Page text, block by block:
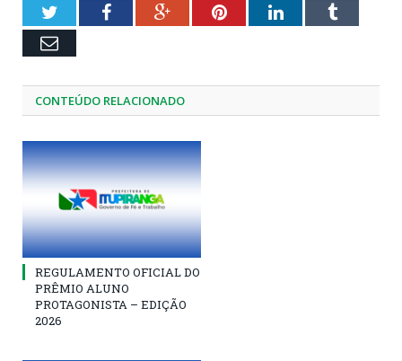
TwitterFacebookGoogle+PinterestLinkedInTumblr
Email
CONTEÚDO RELACIONADO
REGULAMENTO OFICIAL DO
PRÊMIO ALUNO
PROTAGONISTA – EDIÇÃO
2026